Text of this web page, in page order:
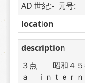
AD 世紀:-  元号:
location
description
３点　　昭和４
ａ　ｉｎｔｅｒ